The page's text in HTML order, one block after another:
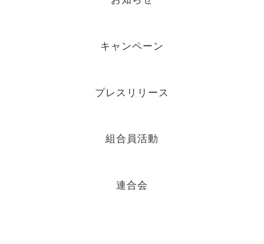
キャンペーン
プレスリリース
組合員活動
連合会